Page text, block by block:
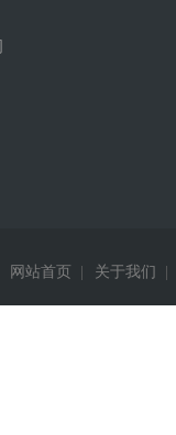
网站首页 关于我们